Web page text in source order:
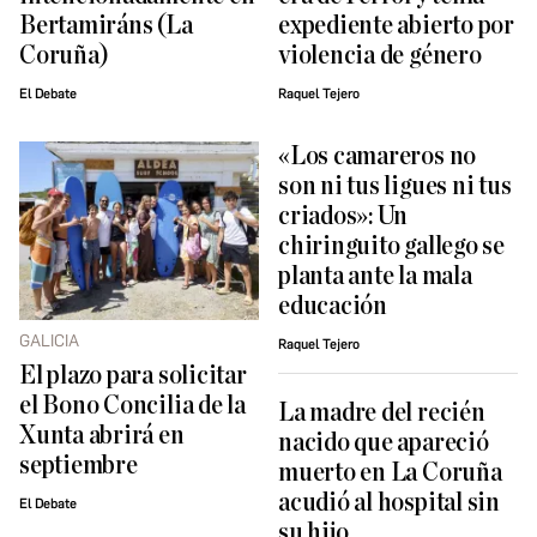
Bertamiráns (La
Coruña)
El Debate
expediente abierto por
violencia de género
Raquel Tejero
GALICIA
El plazo para solicitar
el Bono Concilia de la
Xunta abrirá en
septiembre
El Debate
«Los camareros no
son ni tus ligues ni tus
criados»: Un
chiringuito gallego se
planta ante la mala
educación
Raquel Tejero
La madre del recién
nacido que apareció
muerto en La Coruña
acudió al hospital sin